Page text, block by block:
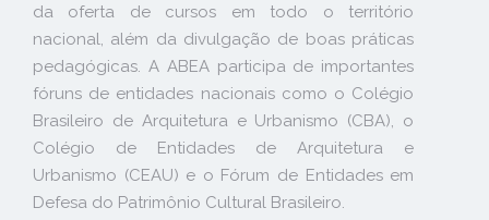
da oferta de cursos em todo o território
nacional, além da divulgação de boas práticas
pedagógicas. A ABEA participa de importantes
fóruns de entidades nacionais como o Colégio
Brasileiro de Arquitetura e Urbanismo (CBA), o
Colégio de Entidades de Arquitetura e
Urbanismo (CEAU) e o Fórum de Entidades em
Defesa do Patrimônio Cultural Brasileiro.